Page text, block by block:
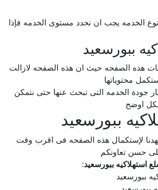
الخدمه يجب ان نحدد مستوى الخدمه فإذا
ببورسعيد
هذه الصفحه حيث ان هذه الصفحه لازالت
محتوياتها
جودة الخدمه التى تبحث عنها حتى نتمكن
اوضح
ببورسعيد
لإستكمال هذه الصفحه فى اقرب وقت
حسن تعاونكم
استهلاكيه ببورسعيد:
ببورسعيد